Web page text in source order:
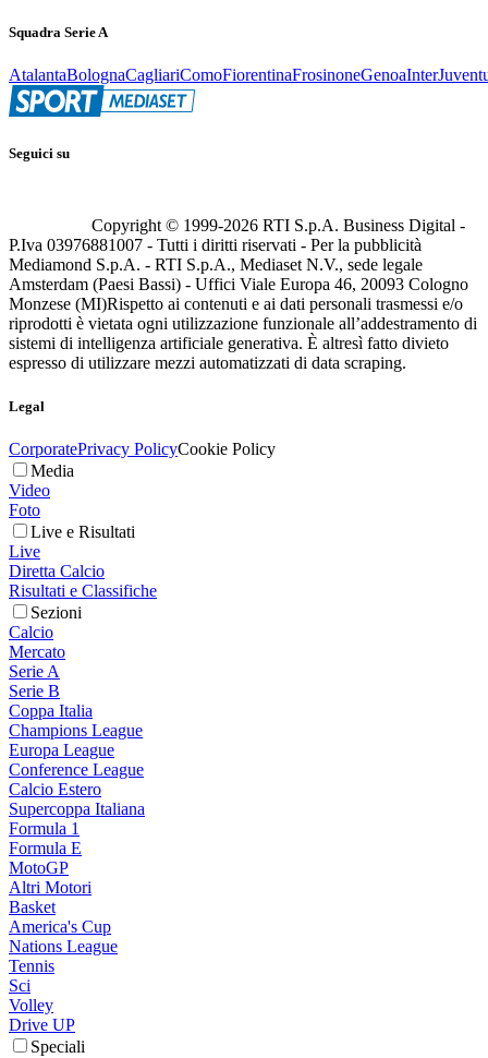
Squadra Serie A
AtalantaBolognaCagliariComoFiorentinaFrosinoneGenoaInter
Seguici su
Copyright © 1999-2026 RTI S.p.A. Business Digital -
P.Iva 03976881007 - Tutti i diritti riservati - Per la pubblicità
Mediamond S.p.A. - RTI S.p.A., Mediaset N.V., sede legale
Amsterdam (Paesi Bassi) - Uffici Viale Europa 46, 20093 Cologno
Monzese (MI)Rispetto ai contenuti e ai dati personali trasmessi e/o
riprodotti è vietata ogni utilizzazione funzionale all’addestramento di
sistemi di intelligenza artificiale generativa. È altresì fatto divieto
espresso di utilizzare mezzi automatizzati di data scraping.
Legal
CorporatePrivacy PolicyCookie Policy
Media
Video
Foto
Live e Risultati
Live
Diretta Calcio
Risultati e Classifiche
Sezioni
Calcio
Mercato
Serie A
Serie B
Coppa Italia
Champions League
Europa League
Conference League
Calcio Estero
Supercoppa Italiana
Formula 1
Formula E
MotoGP
Altri Motori
Basket
America's Cup
Nations League
Tennis
Sci
Volley
Drive UP
Speciali